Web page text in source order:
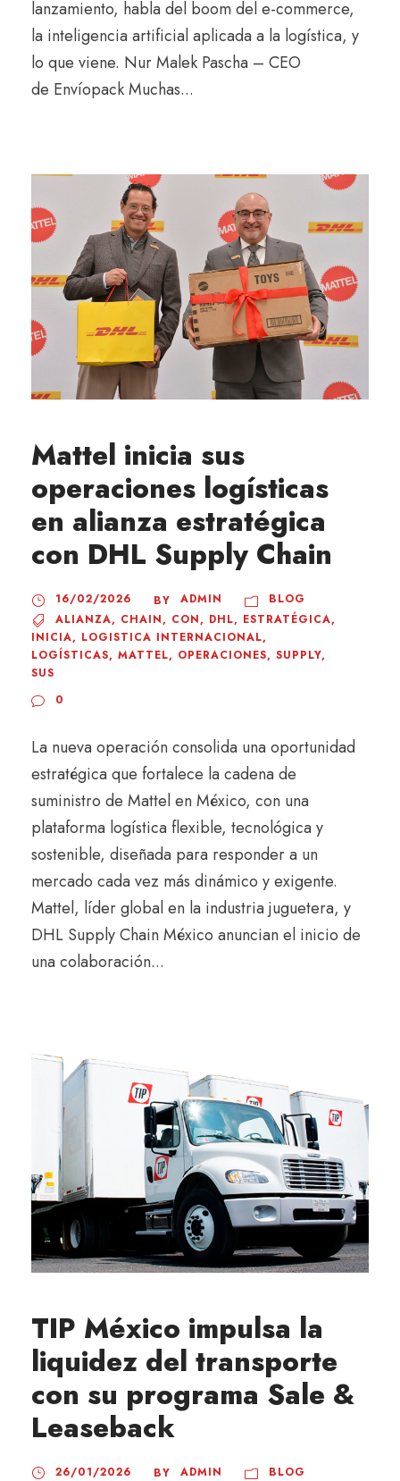
lanzamiento, habla del boom del e-commerce,
la inteligencia artificial aplicada a la logística, y
lo que viene. Nur Malek Pascha – CEO
de Envíopack Muchas...
Mattel inicia sus
operaciones logísticas
en alianza estratégica
con DHL Supply Chain
16/02/2026 BY ADMIN
BLOG
ALIANZA, CHAIN, CON, DHL, ESTRATÉGICA,
INICIA, LOGISTICA INTERNACIONAL,
LOGÍSTICAS, MATTEL, OPERACIONES, SUPPLY,
SUS
0
La nueva operación consolida una oportunidad
estratégica que fortalece la cadena de
suministro de Mattel en México, con una
plataforma logística flexible, tecnológica y
sostenible, diseñada para responder a un
mercado cada vez más dinámico y exigente.
Mattel, líder global en la industria juguetera, y
DHL Supply Chain México anuncian el inicio de
una colaboración...
TIP México impulsa la
liquidez del transporte
con su programa Sale &
Leaseback
26/01/2026 BY ADMIN BLOG